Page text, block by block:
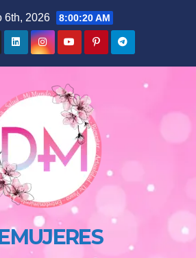
6th, 2026 8:00:21 AM